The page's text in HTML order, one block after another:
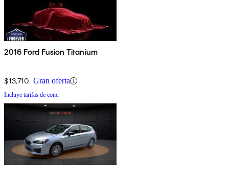
2016 Ford Fusion Titanium
$13,710 Gran oferta
Incluye tarifas de conc.